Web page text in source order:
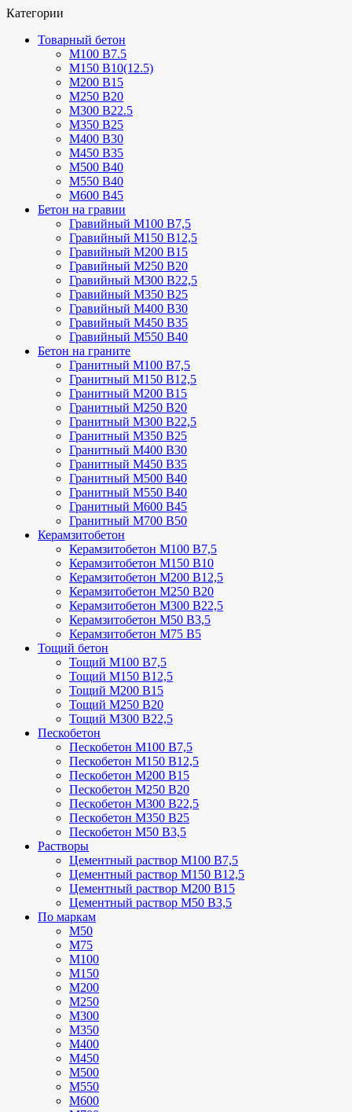
Категории
Товарный бетон
М100 В7.5
М150 В10(12.5)
М200 В15
М250 В20
М300 В22.5
М350 В25
М400 В30
М450 В35
М500 В40
М550 В40
М600 В45
Бетон на гравии
Гравийный М100 В7,5
Гравийный М150 В12,5
Гравийный М200 В15
Гравийный М250 В20
Гравийный М300 В22,5
Гравийный М350 В25
Гравийный М400 В30
Гравийный М450 В35
Гравийный М550 В40
Бетон на граните
Гранитный М100 В7,5
Гранитный М150 В12,5
Гранитный М200 В15
Гранитный М250 В20
Гранитный М300 В22,5
Гранитный М350 В25
Гранитный М400 В30
Гранитный М450 В35
Гранитный М500 В40
Гранитный М550 В40
Гранитный М600 В45
Гранитный М700 В50
Керамзитобетон
Керамзитобетон М100 В7,5
Керамзитобетон М150 В10
Керамзитобетон М200 В12,5
Керамзитобетон М250 В20
Керамзитобетон М300 В22,5
Керамзитобетон М50 В3,5
Керамзитобетон М75 В5
Тощий бетон
Тощий М100 В7,5
Тощий М150 В12,5
Тощий М200 В15
Тощий М250 В20
Тощий М300 В22,5
Пескобетон
Пескобетон М100 В7,5
Пескобетон М150 В12,5
Пескобетон М200 В15
Пескобетон М250 В20
Пескобетон М300 В22,5
Пескобетон М350 В25
Пескобетон М50 В3,5
Растворы
Цементный раствор М100 В7,5
Цементный раствор М150 В12,5
Цементный раствор М200 В15
Цементный раствор М50 В3,5
По маркам
М50
М75
М100
М150
М200
М250
М300
М350
М400
М450
М500
М550
М600